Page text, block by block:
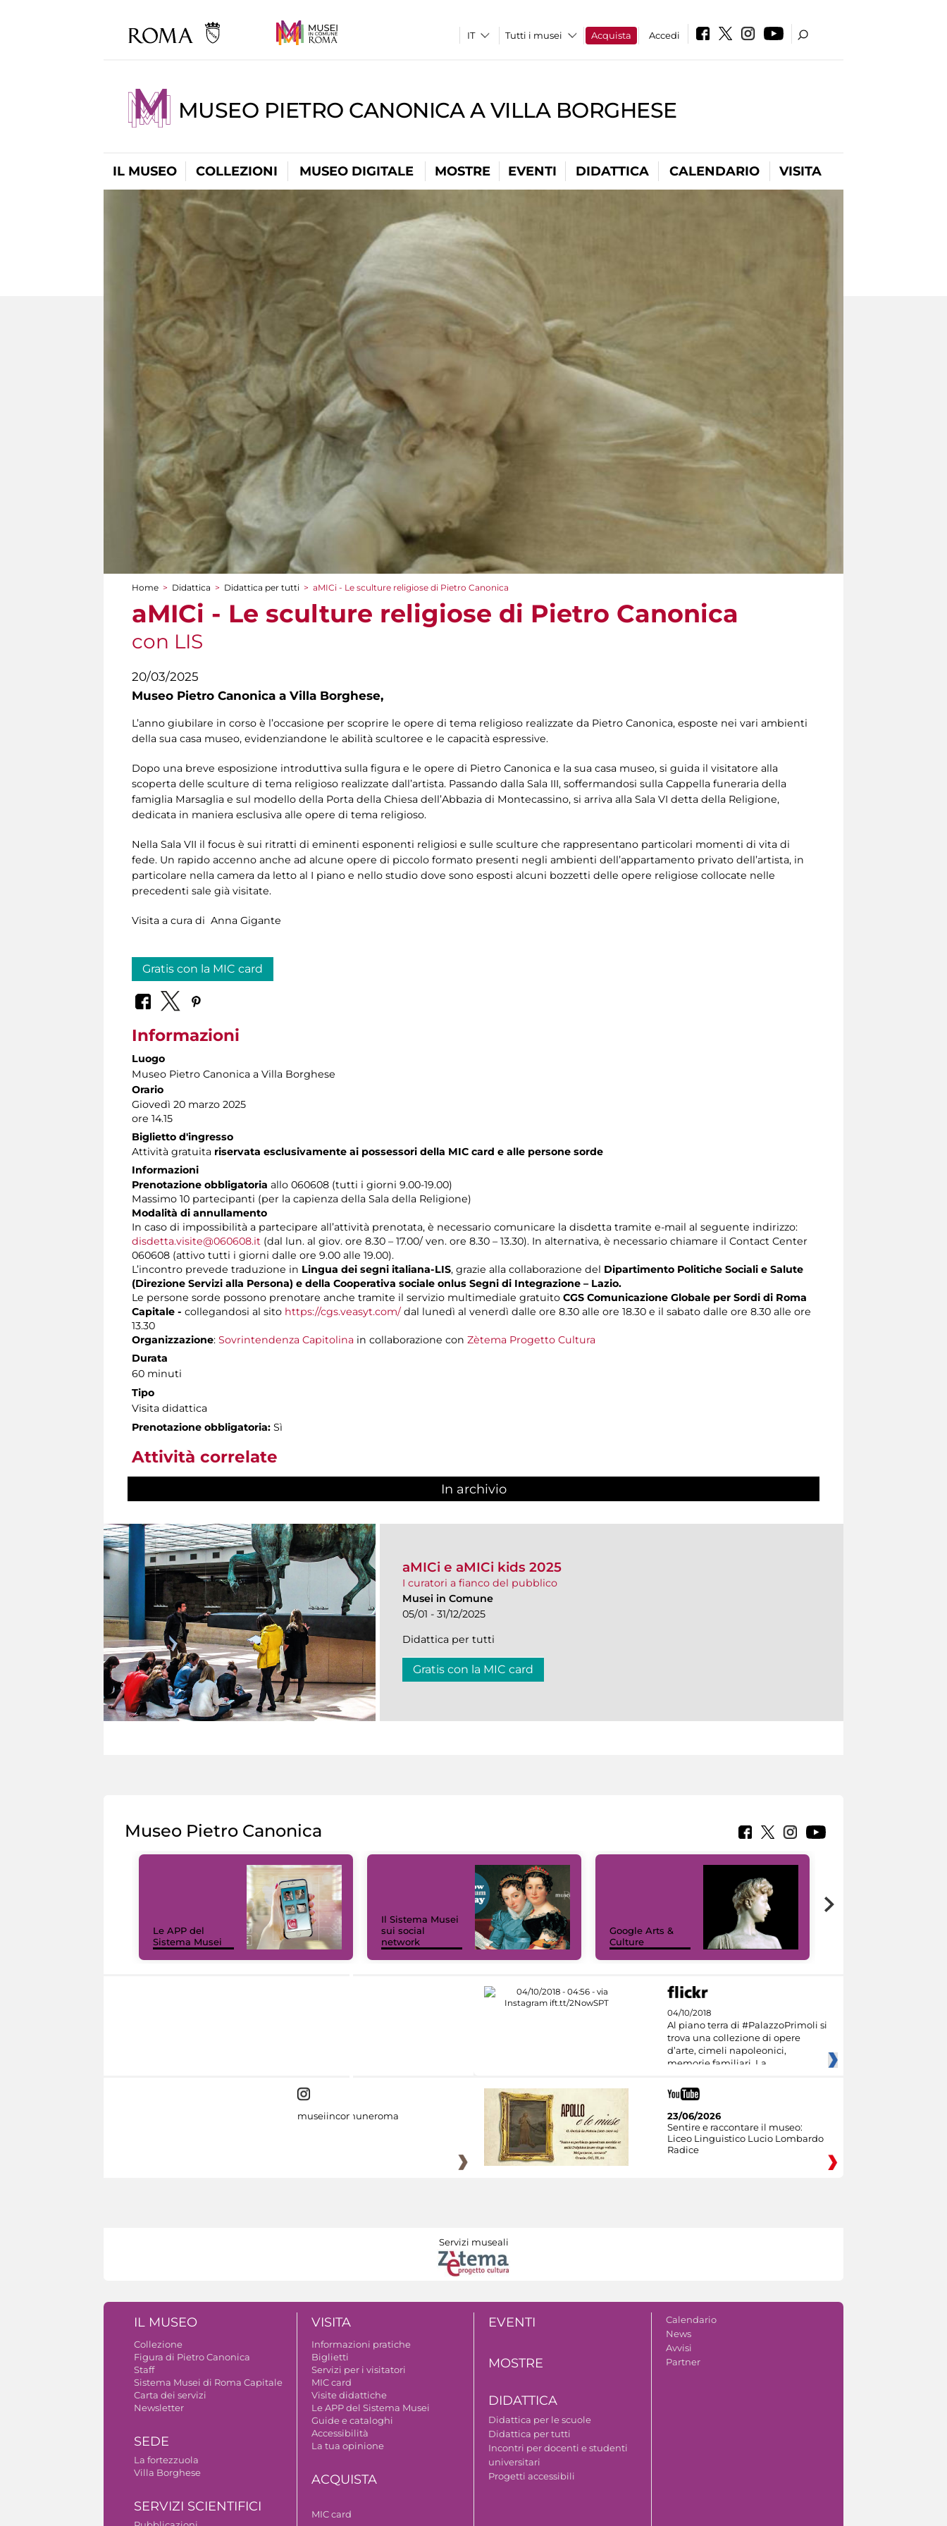
Tutti i musei Acquista Accedi
MUSEO PIETRO CANONICA A VILLA BORGHESE
IL MUSEO COLLEZIONI MUSEO DIGITALE MOSTRE EVENTI DIDATTICA CALENDARIO VISITA
Tu sei qui
Home > Didattica > Didattica per tutti > aMICi - Le sculture religiose di Pietro Canonica
aMICi - Le sculture religiose di Pietro Canonica
con LIS
20/03/2025
Museo Pietro Canonica a Villa Borghese,
L’anno giubilare in corso è l’occasione per scoprire le opere di tema religioso realizzate da Pietro Canonica, esposte nei vari ambienti
della sua casa museo, evidenziandone le abilità scultoree e le capacità espressive.
Dopo una breve esposizione introduttiva sulla figura e le opere di Pietro Canonica e la sua casa museo, si guida il visitatore alla
scoperta delle sculture di tema religioso realizzate dall’artista. Passando dalla Sala III, soffermandosi sulla Cappella funeraria della
famiglia Marsaglia e sul modello della Porta della Chiesa dell’Abbazia di Montecassino, si arriva alla Sala VI detta della Religione,
dedicata in maniera esclusiva alle opere di tema religioso.
Nella Sala VII il focus è sui ritratti di eminenti esponenti religiosi e sulle sculture che rappresentano particolari momenti di vita di
fede. Un rapido accenno anche ad alcune opere di piccolo formato presenti negli ambienti dell’appartamento privato dell’artista, in
particolare nella camera da letto al I piano e nello studio dove sono esposti alcuni bozzetti delle opere religiose collocate nelle
precedenti sale già visitate.
Visita a cura di Anna Gigante
Gratis con la MIC card
Informazioni
Luogo
Museo Pietro Canonica a Villa Borghese
Orario
Giovedì 20 marzo 2025
ore 14.15
Biglietto d'ingresso
Attività gratuita riservata esclusivamente ai possessori della MIC card e alle persone sorde
Informazioni
Prenotazione obbligatoria allo 060608 (tutti i giorni 9.00-19.00)
Massimo 10 partecipanti (per la capienza della Sala della Religione)
Modalità di annullamento
In caso di impossibilità a partecipare all’attività prenotata, è necessario comunicare la disdetta tramite e-mail al seguente indirizzo:
disdetta.visite@060608.it (dal lun. al giov. ore 8.30 – 17.00/ ven. ore 8.30 – 13.30). In alternativa, è necessario chiamare il Contact Center
060608 (attivo tutti i giorni dalle ore 9.00 alle 19.00).
L’incontro prevede traduzione in Lingua dei segni italiana-LIS, grazie alla collaborazione del Dipartimento Politiche Sociali e Salute
(Direzione Servizi alla Persona) e della Cooperativa sociale onlus Segni di Integrazione – Lazio.
Le persone sorde possono prenotare anche tramite il servizio multimediale gratuito CGS Comunicazione Globale per Sordi di Roma
Capitale - collegandosi al sito https://cgs.veasyt.com/dal lunedì al venerdì dalle ore 8.30 alle ore 18.30 e il sabato dalle ore 8.30 alle ore
13.30
Organizzazione: Sovrintendenza Capitolina in collaborazione con Zètema Progetto Cultura
Durata
60 minuti
Tipo
Visita didattica
Prenotazione obbligatoria: Sì
Attività correlate
In archivio
aMICi e aMICi kids 2025
I curatori a fianco del pubblico
Musei in Comune
05/01 - 31/12/2025
Didattica per tutti
Gratis con la MIC card
Museo Pietro Canonica
Le APP del
Sistema Musei
Il Sistema Musei
sui social
network
Google Arts &
Culture
04/10/2018
Al piano terra di #PalazzoPrimoli si
trova una collezione di opere
d’arte, cimeli napoleonici,
memorie familiari. La
museiincomuneroma
23/06/2026
Sentire e raccontare il museo:
Liceo Linguistico Lucio Lombardo
Radice
Servizi museali
IL MUSEO
Collezione
Figura di Pietro Canonica
Staff
Sistema Musei di Roma Capitale
Carta dei servizi
Newsletter
SEDE
La fortezzuola
Villa Borghese
SERVIZI SCIENTIFICI
VISITA
Informazioni pratiche
Biglietti
Servizi per i visitatori
MIC card
Visite didattiche
Le APP del Sistema Musei
Guide e cataloghi
Accessibilità
La tua opinione
ACQUISTA
MIC card
EVENTI
MOSTRE
DIDATTICA
Didattica per le scuole
Didattica per tutti
Incontri per docenti e studenti
universitari
Progetti accessibili
Calendario
News
Avvisi
Partner